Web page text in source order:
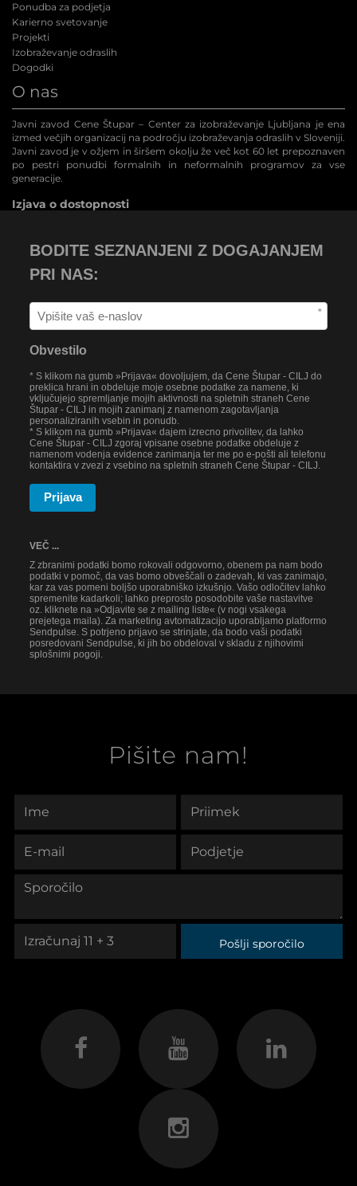
Ponudba za podjetja
Karierno svetovanje
Projekti
Izobraževanje odraslih
Dogodki
O nas
Javni zavod Cene Štupar – Center za izobraževanje Ljubljana je ena
izmed večjih organizacij na področju izobraževanja odraslih v Sloveniji.
Javni zavod je v ožjem in širšem okolju že več kot 60 let prepoznaven
po pestri ponudbi formalnih in neformalnih programov za vse
generacije.
Izjava o dostopnosti
BODITE SEZNANJENI Z DOGAJANJEM
PRI NAS:
*
Obvestilo
* S klikom na gumb »Prijava« dovoljujem, da Cene Štupar - CILJ do
preklica hrani in obdeluje moje osebne podatke za namene, ki
vključujejo spremljanje mojih aktivnosti na spletnih straneh Cene
Štupar - CILJ in mojih zanimanj z namenom zagotavljanja
personaliziranih vsebin in ponudb.
* S klikom na gumb »Prijava« dajem izrecno privolitev, da lahko
Cene Štupar - CILJ zgoraj vpisane osebne podatke obdeluje z
namenom vodenja evidence zanimanja ter me po e-pošti ali telefonu
kontaktira v zvezi z vsebino na spletnih straneh Cene Štupar - CILJ.
Prijava
VEČ ...
Z zbranimi podatki bomo rokovali odgovorno, obenem pa nam bodo
podatki v pomoč, da vas bomo obveščali o zadevah, ki vas zanimajo,
kar za vas pomeni boljšo uporabniško izkušnjo. Vašo odločitev lahko
spremenite kadarkoli; lahko preprosto posodobite vaše nastavitve
oz. kliknete na »Odjavite se z mailing liste« (v nogi vsakega
prejetega maila). Za marketing avtomatizacijo uporabljamo platformo
Sendpulse. S potrjeno prijavo se strinjate, da bodo vaši podatki
posredovani Sendpulse, ki jih bo obdeloval v skladu z njihovimi
splošnimi pogoji.
Pišite nam!
Pošlji sporočilo